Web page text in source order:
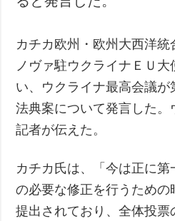
カチカ欧州・欧州大西洋
ノヴァ駐ウクライナＥＵ
い、ウクライナ最高会議
法典案について発言した
記者が伝えた。
カチカ氏は、「今は正に
の必要な修正を行うため
提出されており、全体投